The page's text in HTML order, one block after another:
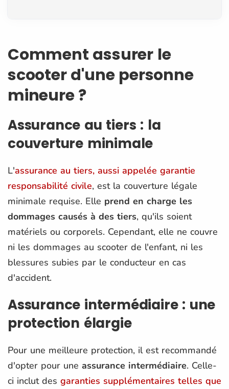
Comment assurer le
scooter d'une personne
mineure ?
Assurance au tiers : la
couverture minimale
L'assurance au tiers, aussi appelée garantie
responsabilité civile, est la couverture légale
minimale requise. Elle prend en charge les
dommages causés à des tiers, qu'ils soient
matériels ou corporels. Cependant, elle ne couvre
ni les dommages au scooter de l'enfant, ni les
blessures subies par le conducteur en cas
d'accident​.
Assurance intermédiaire : une
protection élargie
Pour une meilleure protection, il est recommandé
d'opter pour une assurance intermédiaire. Celle-
ci inclut des garanties supplémentaires telles que